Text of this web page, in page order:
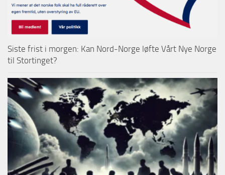
Siste frist i morgen: Kan Nord-Norge løfte Vårt Nye Norge
til Stortinget?